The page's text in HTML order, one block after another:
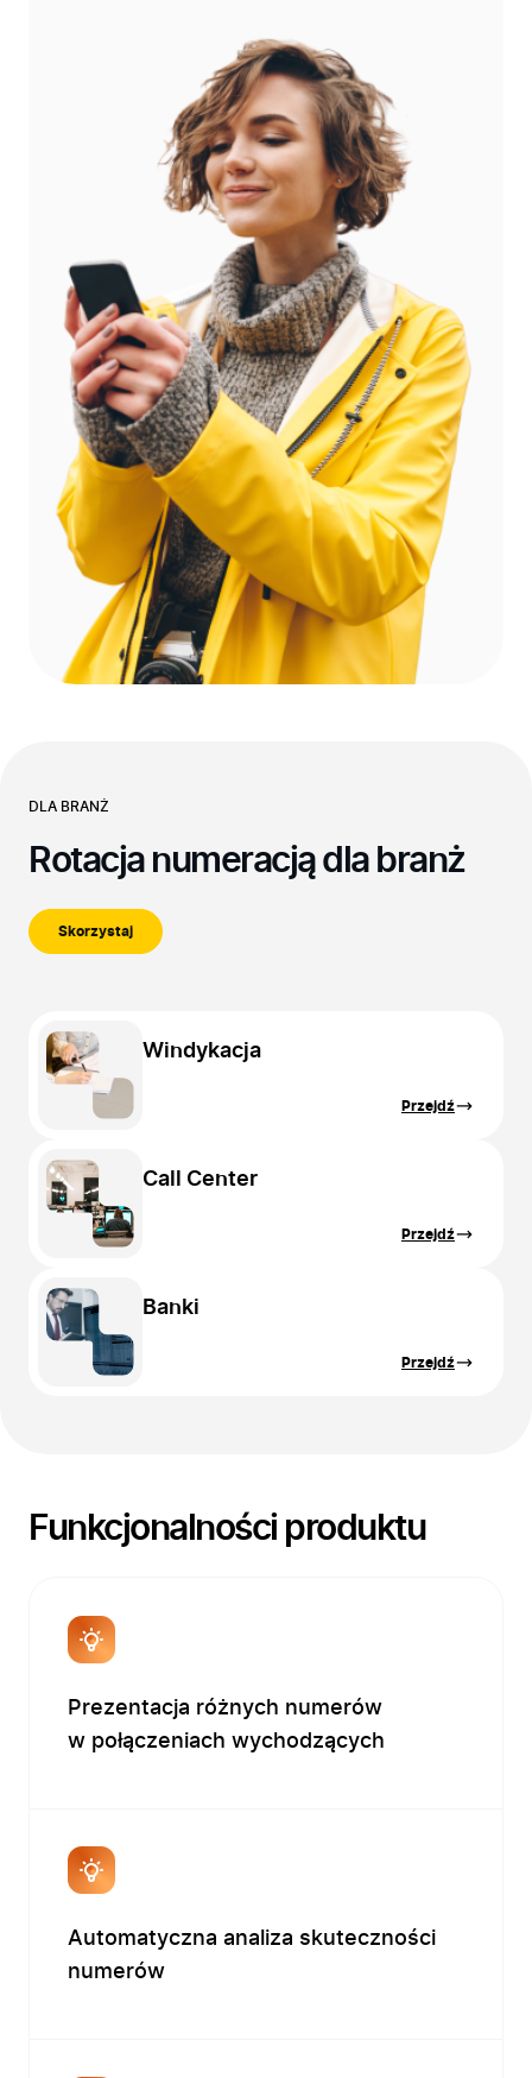
DLA BRANŻ
Rotacja numeracją dla branż
Skorzystaj
Windykacja
Przejdź
Call Center
Przejdź
Banki
Przejdź
Funkcjonalności produktu
Prezentacja różnych numerów
w połączeniach wychodzących
Automatyczna analiza skuteczności
numerów